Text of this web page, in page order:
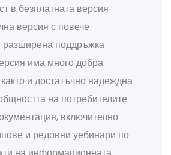
в безплатната версия
версия с повече
разширена поддръжка
има много добра
и достатъчно надеждна
на потребителите
включително
и редовни уебинари по